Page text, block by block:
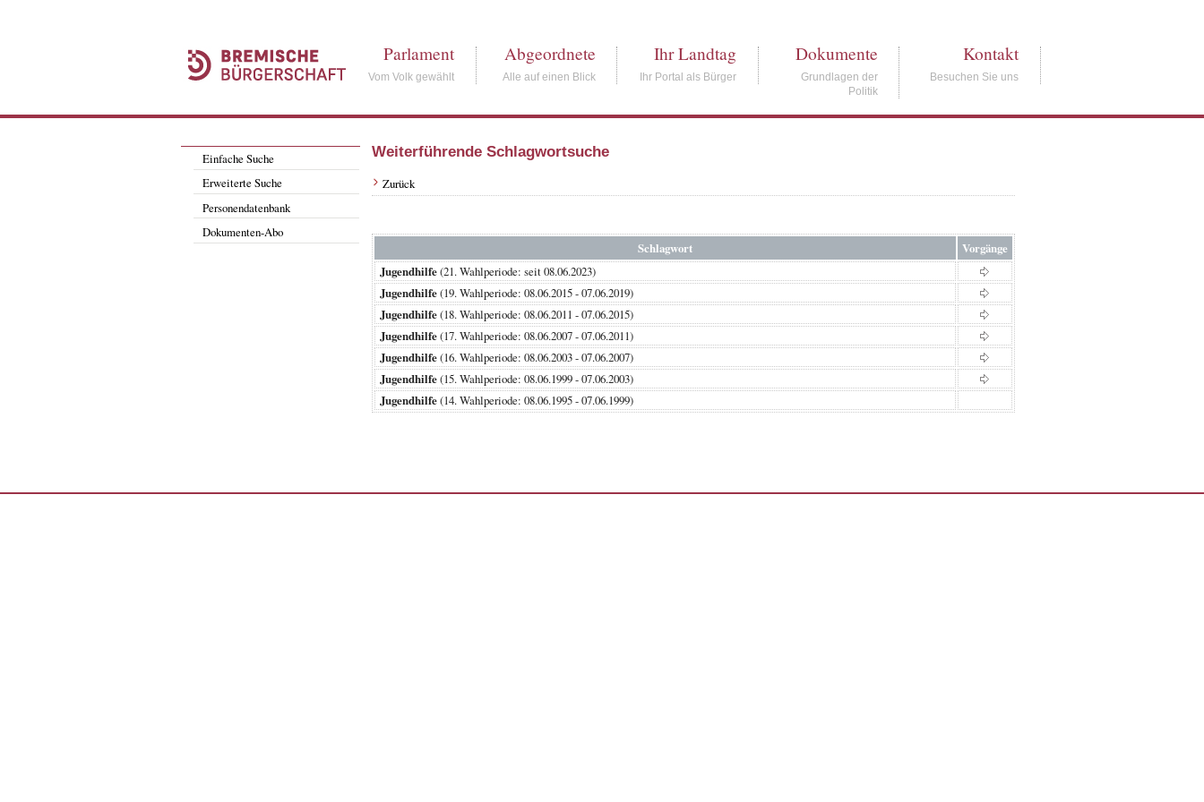
Parlament
Vom Volk gewählt
Abgeordnete
Alle auf einen Blick
Ihr Landtag
Ihr Portal als Bürger
Dokumente
Grundlagen der
Politik
Kontakt
Besuchen Sie uns
Einfache Suche
Erweiterte Suche
Personendatenbank
Dokumenten-Abo
Weiterführende Schlagwortsuche
Zurück
Schlagwort
Vorgänge
Jugendhilfe(21. Wahlperiode: seit 08.06.2023)
Jugendhilfe(19. Wahlperiode: 08.06.2015 - 07.06.2019)
Jugendhilfe(18. Wahlperiode: 08.06.2011 - 07.06.2015)
Jugendhilfe(17. Wahlperiode: 08.06.2007 - 07.06.2011)
Jugendhilfe(16. Wahlperiode: 08.06.2003 - 07.06.2007)
Jugendhilfe(15. Wahlperiode: 08.06.1999 - 07.06.2003)
Jugendhilfe(14. Wahlperiode: 08.06.1995 - 07.06.1999)